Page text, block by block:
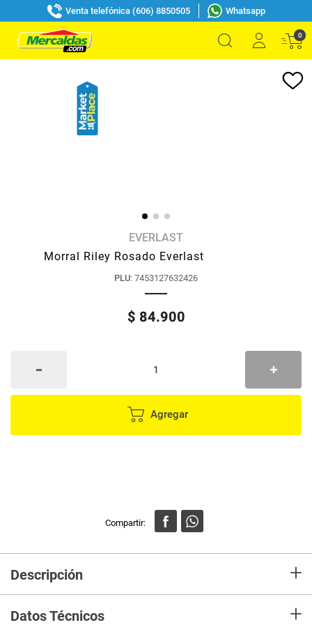
Venta telefónica (606) 8850505 Whatsapp
0
EVERLAST
Morral Riley Rosado Everlast
PLU: 7453127632426
$ 84.900
Agregar
Descripción +
portátil de 14 pulgadas. Un espacioso compartimento para ipad, ratón,
carpetas, libros, ropa, etc. Los bolsillos laterales de malla para la botella
Datos Técnicos +